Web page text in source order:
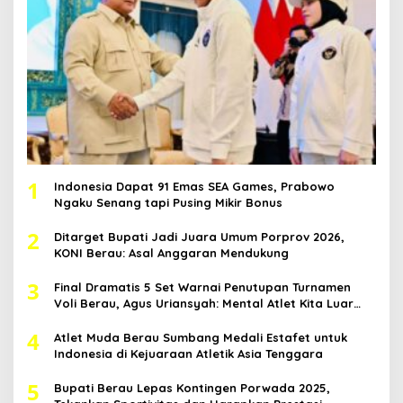
1
Indonesia Dapat 91 Emas SEA Games, Prabowo
Ngaku Senang tapi Pusing Mikir Bonus
2
Ditarget Bupati Jadi Juara Umum Porprov 2026,
KONI Berau: Asal Anggaran Mendukung
3
Final Dramatis 5 Set Warnai Penutupan Turnamen
Voli Berau, Agus Uriansyah: Mental Atlet Kita Luar
4
Atlet Muda Berau Sumbang Medali Estafet untuk
Indonesia di Kejuaraan Atletik Asia Tenggara
5
Bupati Berau Lepas Kontingen Porwada 2025,